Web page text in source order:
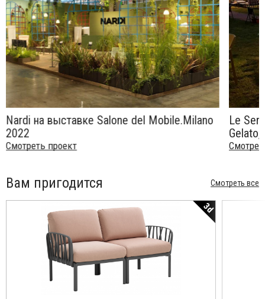
Nardi на выставке Salone del Mobile.Milano
2022
Смотреть проект
Le
Вам пригодится Смотреть все
3d